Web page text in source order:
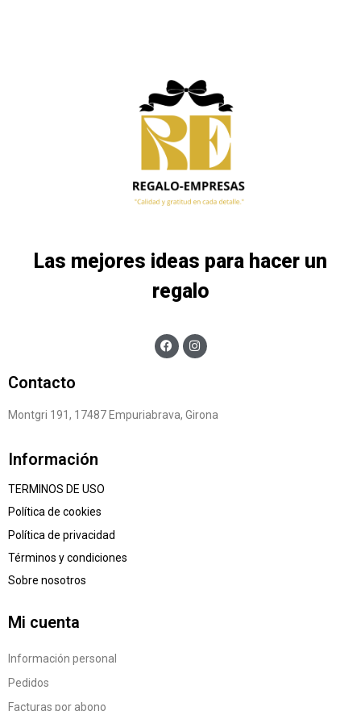
Las mejores ideas para hacer un
regalo
Contacto
Montgri 191, 17487 Empuriabrava, Girona
Información
TERMINOS DE USO
Política de cookies
Política de privacidad
Términos y condiciones
Sobre nosotros
Mi cuenta
Información personal
Pedidos
Facturas por abono